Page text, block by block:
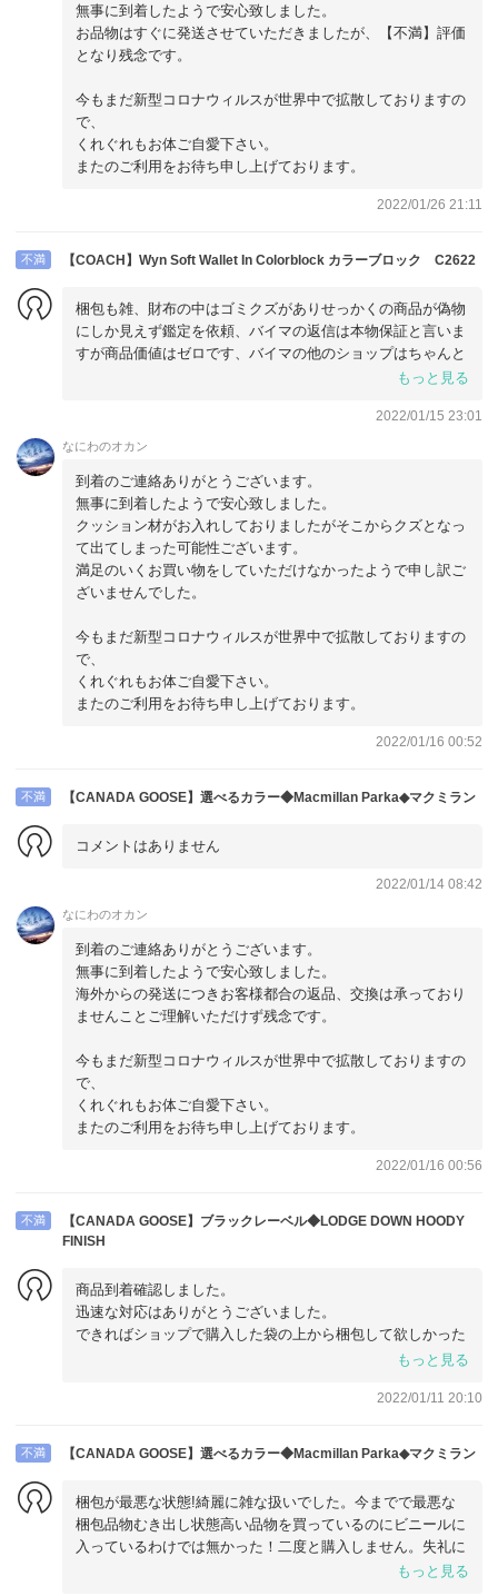
無事に到着したようで安心致しました。
お品物はすぐに発送させていただきましたが、【不満】評価
となり残念です。
今もまだ新型コロナウィルスが世界中で拡散しておりますの
で、
くれぐれもお体ご自愛下さい。
またのご利用をお待ち申し上げております。
2022/01/26 21:11
不満 【COACH】Wyn Soft Wallet In Colorblock カラーブロック C2622
梱包も雑、財布の中はゴミクズがありせっかくの商品が偽物
にしか見えず鑑定を依頼、バイマの返信は本物保証と言いま
すが商品価値はゼロです、バイマの他のショップはちゃんと
もっと見る
2022/01/15 23:01
なにわのオカン
到着のご連絡ありがとうございます。
無事に到着したようで安心致しました。
クッション材がお入れしておりましたがそこからクズとなっ
て出てしまった可能性ございます。
満足のいくお買い物をしていただけなかったようで申し訳ご
ざいませんでした。
今もまだ新型コロナウィルスが世界中で拡散しておりますの
で、
くれぐれもお体ご自愛下さい。
またのご利用をお待ち申し上げております。
2022/01/16 00:52
不満 【CANADA GOOSE】選べるカラー◆Macmillan Parka◆マクミラン
コメントはありません
2022/01/14 08:42
なにわのオカン
到着のご連絡ありがとうございます。
無事に到着したようで安心致しました。
海外からの発送につきお客様都合の返品、交換は承っており
ませんことご理解いただけず残念です。
今もまだ新型コロナウィルスが世界中で拡散しておりますの
で、
くれぐれもお体ご自愛下さい。
またのご利用をお待ち申し上げております。
2022/01/16 00:56
不満
【CANADA GOOSE】ブラックレーベル◆LODGE DOWN HOODY
FINISH
商品到着確認しました。
迅速な対応はありがとうございました。
できればショップで購入した袋の上から梱包して欲しかった
です。送料を安くするためかと思いますが、付属するガーメ
なく、薄いビニール袋に入れ替えてあったのには驚きまし
欲しかったです。
もっと見る
2022/01/11 20:10
不満 【CANADA GOOSE】選べるカラー◆Macmillan Parka◆マクミラン
梱包が最悪な状態!綺麗に雑な扱いでした。今までで最悪な
梱包品物むき出し状態高い品物を買っているのにビニールに
入っているわけでは無かった！二度と購入しません。失礼に
もっと見る